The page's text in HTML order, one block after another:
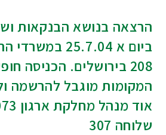
הרצאה בנושא הבנקאות
ביום א 25.7.04
208 בירושלים. הכניסה
המקומות מוגבל להרשמה
אוד
שלוחה 307